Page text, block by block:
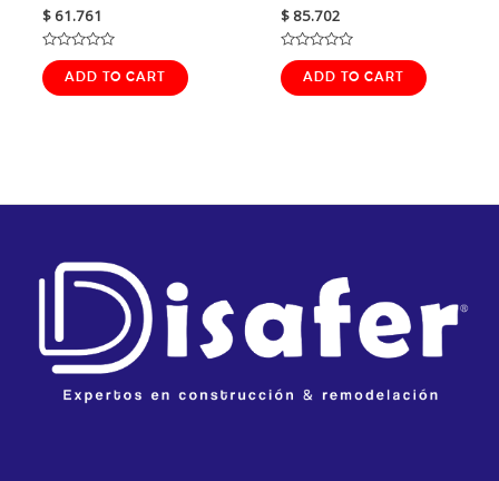
$61.761
Rated
0
out
ADD TO CART
$85.702
Rated
0
out
ADD TO CART